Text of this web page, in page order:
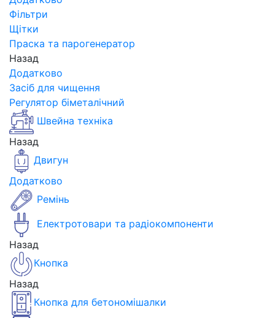
Фільтри
Щітки
Праска та парогенератор
Назад
Додатково
Засіб для чищення
Регулятор біметалічний
Швейна техніка
Назад
Двигун
Додатково
Ремінь
Електротовари та радіокомпоненти
Назад
Кнопка
Назад
Кнопка для бетономішалки